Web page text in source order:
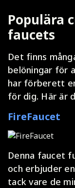
Populära
faucets
Det finns
belöningar för
har förberett
för dig. Här är
FireFaucet
Denna faucet
och erbjuder
tack vare de